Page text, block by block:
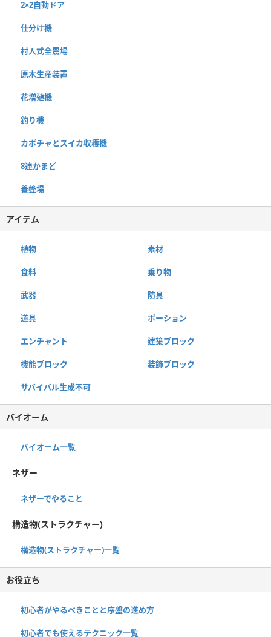
2×2自動ドア
仕分け機
村人式全農場
原木生産装置
花増殖機
釣り機
カボチャとスイカ収穫機
8連かまど
養蜂場
アイテム
植物 素材
食料 乗り物
武器 防具
道具 ポーション
エンチャント 建築ブロック
機能ブロック 装飾ブロック
サバイバル生成不可
バイオーム
バイオーム一覧
ネザー
ネザーでやること
構造物(ストラクチャー)
構造物(ストラクチャー)一覧
お役立ち
初心者がやるべきことと序盤の進め方
初心者でも使えるテクニック一覧